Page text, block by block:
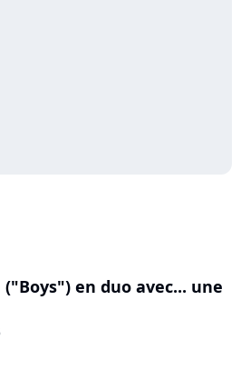
("Boys") en duo avec... une